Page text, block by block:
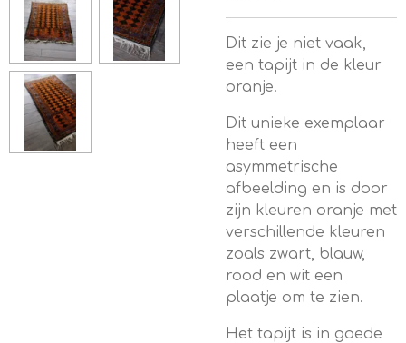
Dit zie je niet vaak,
een tapijt in de kleur
oranje.
Dit unieke exemplaar
heeft een
asymmetrische
afbeelding en is door
zijn kleuren oranje met
verschillende kleuren
zoals zwart, blauw,
rood en wit een
plaatje om te zien.
Het tapijt is in goede